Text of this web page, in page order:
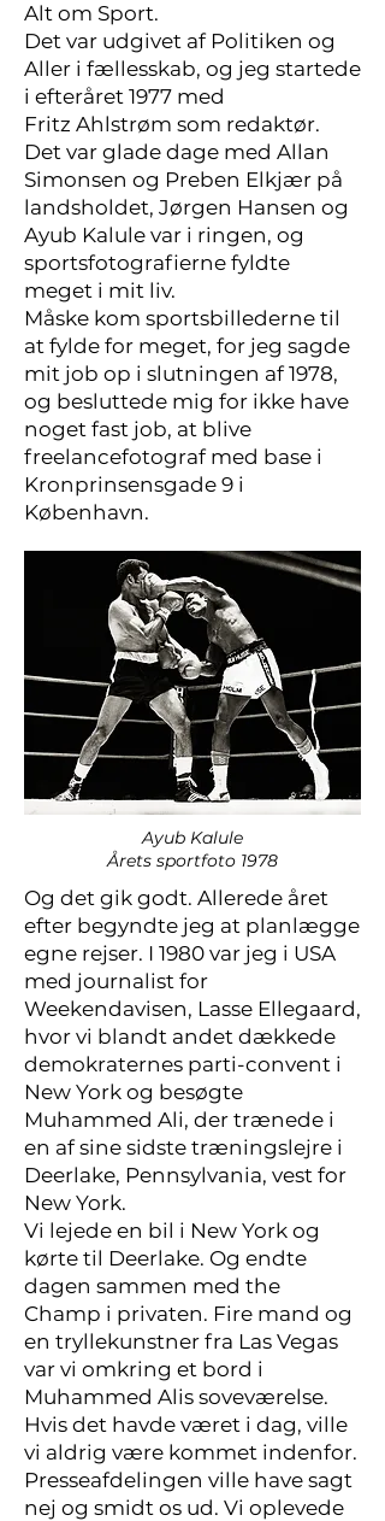
Alt om Sport.
Det var udgivet af Politiken og
Aller i fællesskab, og jeg startede
i efteråret 1977 med
Fritz Ahlstrøm som redaktør.
Det var glade dage med Allan
Simonsen og Preben Elkjær på
landsholdet, Jørgen Hansen og
Ayub Kalule var i ringen, og
sportsfotografierne fyldte
meget i mit liv.
Måske kom sportsbillederne til
at fylde for meget, for jeg sagde
mit job op i slutningen af 1978,
og besluttede mig for ikke have
noget fast job, at blive
freelancefotograf med base i
Kronprinsensgade 9 i
København.
Ayub Kalule
Årets sportfoto 1978
Og det gik godt. Allerede året
efter begyndte jeg at planlægge
egne rejser. I 1980 var jeg i USA
med journalist for
Weekendavisen, Lasse Ellegaard,
hvor vi blandt andet dækkede
demokraternes parti-convent i
New York og besøgte
Muhammed Ali, der trænede i
en af sine sidste træningslejre i
Deerlake, Pennsylvania, vest for
New York.
Vi lejede en bil i New York og
kørte til Deerlake. Og endte
dagen sammen med the
Champ i privaten. Fire mand og
en tryllekunstner fra Las Vegas
var vi omkring et bord i
Muhammed Alis soveværelse.
Hvis det havde været i dag, ville
vi aldrig være kommet indenfor.
Presseafdelingen ville have sagt
nej og smidt os ud. Vi oplevede